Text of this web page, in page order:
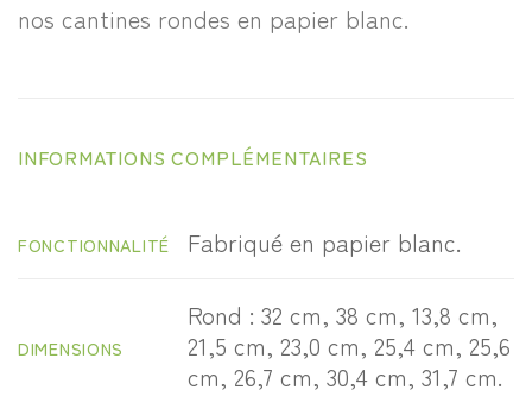
nos cantines rondes en papier blanc.
INFORMATIONS COMPLÉMENTAIRES
FONCTIONNALITÉ Fabriqué en papier blanc.
DIMENSIONS
Rond : 32 cm, 38 cm, 13,8 cm,
21,5 cm, 23,0 cm, 25,4 cm, 25,6
cm, 26,7 cm, 30,4 cm, 31,7 cm.